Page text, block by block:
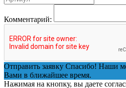
Комментарий:
Отправить заявку Спасибо! Наши
Вами в ближайшее время.
Нажимая на кнопку, вы даете